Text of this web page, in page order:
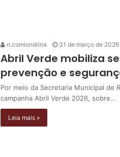
n.comlondrina 31 de março de 2026
Abril Verde mobiliza
prevenção e
Por meio da Secretaria Municipal de
campanha Abril Verde 2026, sobre…
Leia mais »